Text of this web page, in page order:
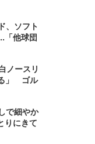
、ソフト
「他球団
ノースリ
」 ゴル
で細やか
りにきて